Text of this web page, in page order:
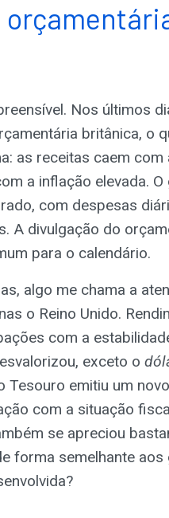
Nos últimos
britânica, o
as receitas caem
a inflação elevada.
com despesas
A divulgação do
para o calendário.
algo me chama a
o Reino Unido.
com a
exceto o
Tesouro emitiu um
com a situação
se apreciou
forma semelhante